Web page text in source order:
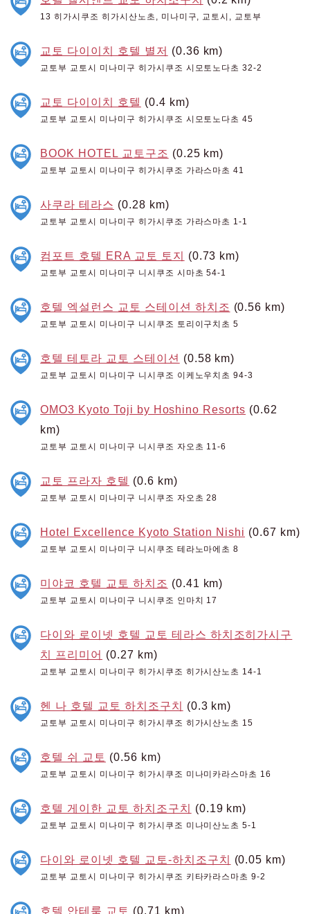
13 히가시쿠조 히가시산노초, 미나미구, 교토시, 교토부
교토 다이이치 호텔 별저 (0.36 km)
교토부 교토시 미나미구 히가시쿠조 시모토노다초 32-2
교토 다이이치 호텔 (0.4 km)
교토부 교토시 미나미구 히가시쿠조 시모토노다초 45
BOOK HOTEL 교토구조 (0.25 km)
교토부 교토시 미나미구 히가시쿠조 가라스마초 41
사쿠라 테라스 (0.28 km)
교토부 교토시 미나미구 히가시쿠조 가라스마초 1-1
컴포트 호텔 ERA 교토 토지 (0.73 km)
교토부 교토시 미나미구 니시쿠조 시마초 54-1
호텔 엑설런스 교토 스테이션 하치조 (0.56 km)
교토부 교토시 미나미구 니시쿠조 토리이구치초 5
호텔 테토라 교토 스테이션 (0.58 km)
교토부 교토시 미나미구 니시쿠조 이케노우치초 94-3
OMO3 Kyoto Toji by Hoshino Resorts (0.62
km)
교토부 교토시 미나미구 니시쿠조 자오초 11-6
교토 프라자 호텔 (0.6 km)
교토부 교토시 미나미구 니시쿠조 자오초 28
Hotel Excellence Kyoto Station Nishi (0.67 km)
교토부 교토시 미나미구 니시쿠조 테라노마에초 8
미야코 호텔 교토 하치조 (0.41 km)
교토부 교토시 미나미구 니시쿠조 인마치 17
다이와 로이넷 호텔 교토 테라스 하치조히가시구
치 프리미어 (0.27 km)
교토부 교토시 미나미구 히가시쿠조 히가시산노초 14-1
헨 나 호텔 교토 하치조구치 (0.3 km)
교토부 교토시 미나미구 히가시쿠조 히가시산노초 15
호텔 쉬 교토 (0.56 km)
교토부 교토시 미나미구 히가시쿠조 미나미카라스마초 16
호텔 게이한 교토 하치조구치 (0.19 km)
교토부 교토시 미나미구 히가시쿠조 미나미산노초 5-1
다이와 로이넷 호텔 교토-하치조구치 (0.05 km)
교토부 교토시 미나미구 히가시쿠조 키타카라스마초 9-2
호텔 안테룸 교토 (0.71 km)